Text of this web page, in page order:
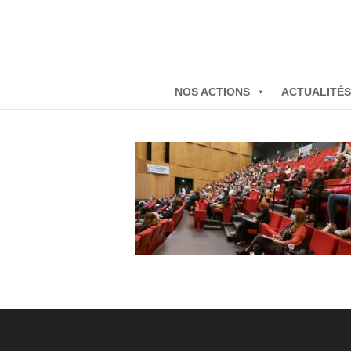
NOS ACTIONS ACTUALITÉS